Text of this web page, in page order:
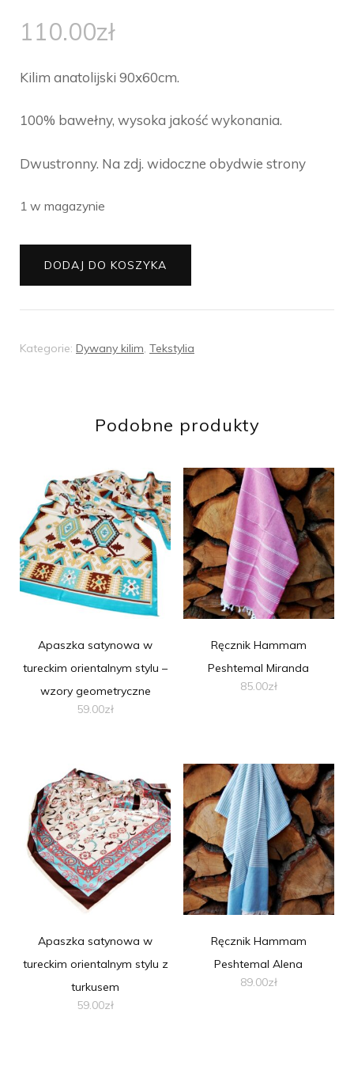
110.00zł
Kilim anatolijski 90x60cm.
100% bawełny, wysoka jakość wykonania.
Dwustronny. Na zdj. widoczne obydwie strony
1 w magazynie
ilość
Kilim
90x60cm
DODAJ DO KOSZYKA
Kategorie: Dywany kilim, Tekstylia
Podobne produkty
Apaszka satynowa w
tureckim orientalnym stylu –
wzory geometryczne
59.00zł
Ręcznik Hammam
Peshtemal Miranda
85.00zł
wiele
wariantów.
Opcje
można
wybrać
na
stronie
produktu
Apaszka satynowa w
tureckim orientalnym stylu z
turkusem
59.00zł
Ręcznik Hammam
Peshtemal Alena
89.00zł